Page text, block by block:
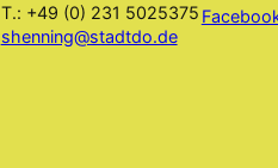
T.: +49 (0) 231 5025375
shenning@stadtdo.de